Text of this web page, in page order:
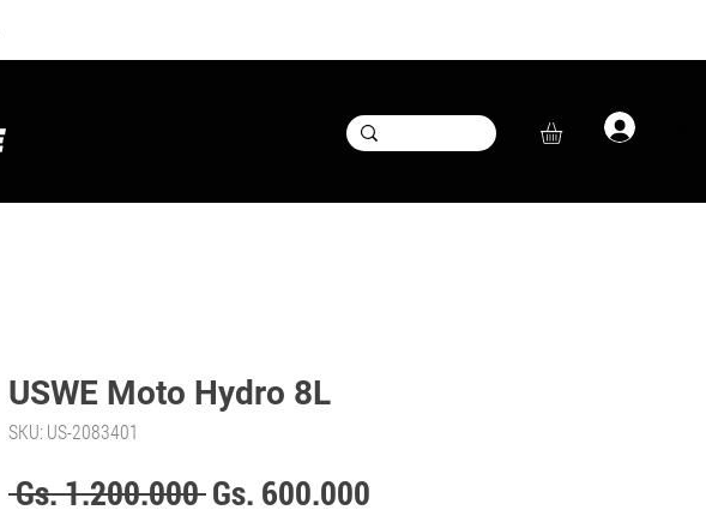
USWE Moto Hydro 8L
SKU: US-2083401
Gs. 1.200.000 Precio
Gs. 600.000